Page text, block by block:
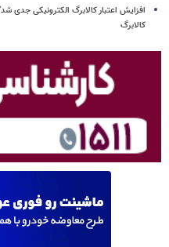
افزایش اعتبار کالابرگ الکترونیکی جدی
کالابرگ